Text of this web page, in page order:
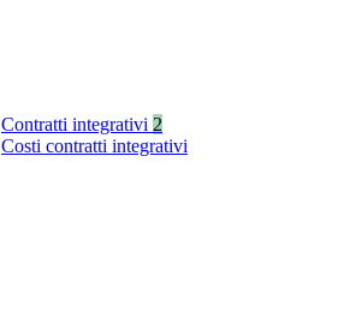
Contratti integrativi 2
Costi contratti integrativi